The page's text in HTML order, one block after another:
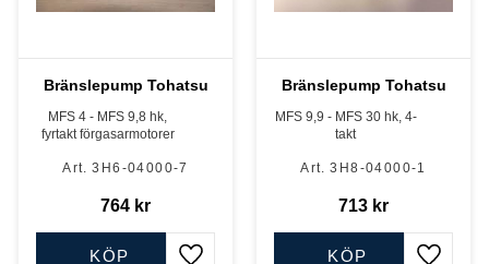
Bränslepump Tohatsu
MFS 4 - MFS 9,8 hk,
fyrtakt förgasarmotorer
3H6-04000-7
764 kr
KÖP
Bränslepump Tohatsu
MFS 9,9 - MFS 30 hk, 4-
takt
3H8-04000-1
713 kr
KÖP